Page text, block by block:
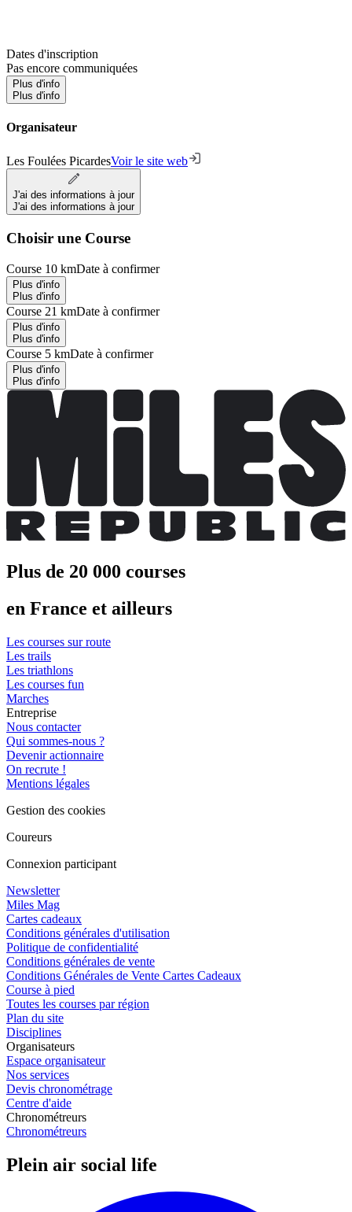
Dates d'inscription
Pas encore communiquées
Plus d'info
Plus d'info
Organisateur
Les Foulées PicardesVoir le site web
J'ai des informations à jour
J'ai des informations à jour
Choisir une Course
Course 10 kmDate à confirmer
Plus d'info
Plus d'info
Course 21 kmDate à confirmer
Plus d'info
Plus d'info
Course 5 kmDate à confirmer
Plus d'info
Plus d'info
Plus de 20 000 courses
en France et ailleurs
Les courses sur route
Les trails
Les triathlons
Les courses fun
Marches
Entreprise
Nous contacter
Qui sommes-nous ?
Devenir actionnaire
On recrute !
Mentions légales
Gestion des cookies
Coureurs
Connexion participant
Newsletter
Miles Mag
Cartes cadeaux
Conditions générales d'utilisation
Politique de confidentialité
Conditions générales de vente
Conditions Générales de Vente Cartes Cadeaux
Course à pied
Toutes les courses par région
Plan du site
Disciplines
Organisateurs
Espace organisateur
Nos services
Devis chronométrage
Centre d'aide
Chronométreurs
Chronométreurs
Plein air social life